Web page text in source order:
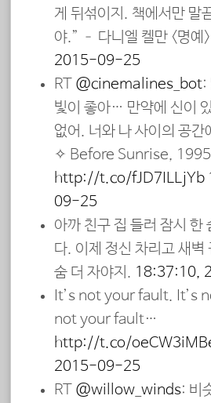
게 뒤섞이지. 책에서만 말
야.” – 다니엘 켈만 <명예
2015-09-25
RT @cinemalines_bot:
빛이 좋아… 만약에 신이
없어. 너와 나 사이의 공
✧ Before Sunrise, 1995
http://t.co/fJD7ILLjYb
09-25
아까 친구 집 들러 잠시 한
다. 이제 정신 차리고 새벽
숨 더 자야지. 18:37:10,
It’s not your fault. It’s
not your fault…
http://t.co/
2015-09-25
RT @willow_winds: 비